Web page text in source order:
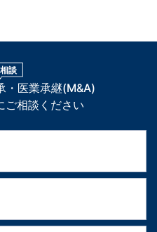
談
・医業承継(M&A)
ご相談ください